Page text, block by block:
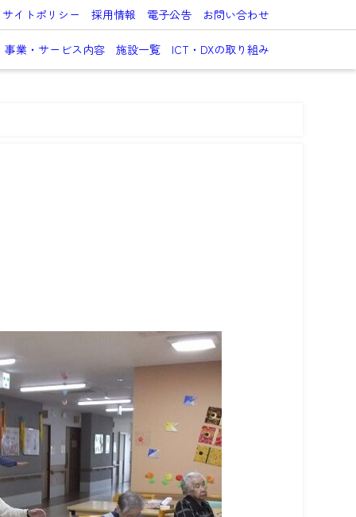
サイトポリシー 採用情報 電子公告 お問い合わせ
事業・サービス内容 施設一覧 ICT・DXの取り組み